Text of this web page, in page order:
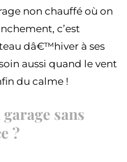
non chauffé où on
c’est
dâ€™hiver à ses
aussi quand le vent
du calme !
sans
?